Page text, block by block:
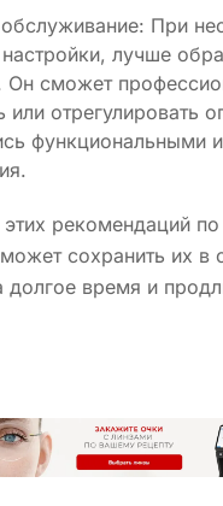
При
лучше
Он сможет
или отрегулировать
функциональными
рекомендаций по
сохранить их в
долгое время и